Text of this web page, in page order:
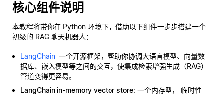
核心组件说明
本教程将带你在 Python 环境下，借助以下组件一步步搭建一个
初级的 RAG 聊天机器人：
LangChain: 一个开源框架，帮助你协调大语言模型、向量数
据库、嵌入模型等之间的交互，使集成检索增强生成（RAG）
管道变得更容易。
LangChain in-memory vector store: 一个内存型， 临时性